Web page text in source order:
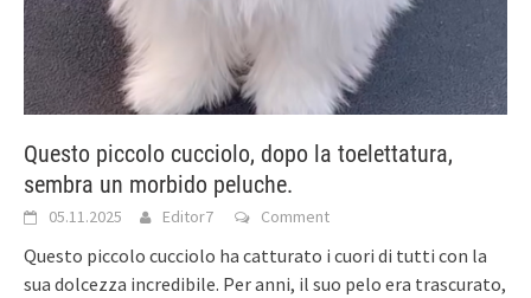
Questo piccolo cucciolo, dopo la toelettatura,
sembra un morbido peluche.
05.11.2025 Editor7 Comment
Questo piccolo cucciolo ha catturato i cuori di tutti con la
sua dolcezza incredibile. Per anni, il suo pelo era trascurato,